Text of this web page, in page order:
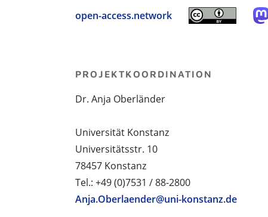
open-access.network
PROJEKTKOORDINATION
Dr. Anja Oberländer
Universität Konstanz
Universitätsstr. 10
78457 Konstanz
Tel.: +49 (0)7531 / 88-2800
Anja.Oberlaender@uni-konstanz.de